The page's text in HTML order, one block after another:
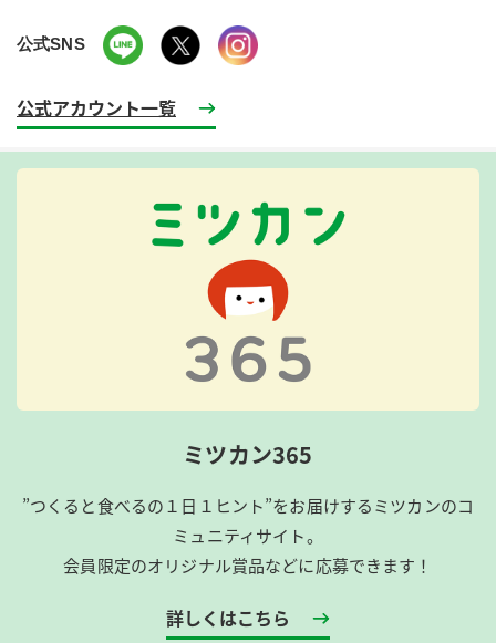
公式SNS
公式アカウント一覧
ミツカン365
”つくると食べるの１日１ヒント”をお届けするミツカンのコ
ミュニティサイト。
会員限定のオリジナル賞品などに応募できます！
詳しくはこちら